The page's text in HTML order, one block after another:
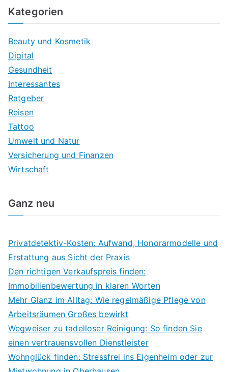
Kategorien
Beauty und Kosmetik
Digital
Gesundheit
Interessantes
Ratgeber
Reisen
Tattoo
Umwelt und Natur
Versicherung und Finanzen
Wirtschaft
Ganz neu
Privatdetektiv-Kosten: Aufwand, Honorarmodelle und
Erstattung aus Sicht der Praxis
Den richtigen Verkaufspreis finden:
Immobilienbewertung in klaren Worten
Mehr Glanz im Alltag: Wie regelmäßige Pflege von
Arbeitsräumen Großes bewirkt
Wegweiser zu tadelloser Reinigung: So finden Sie
einen vertrauensvollen Dienstleister
Wohnglück finden: Stressfrei ins Eigenheim oder zur